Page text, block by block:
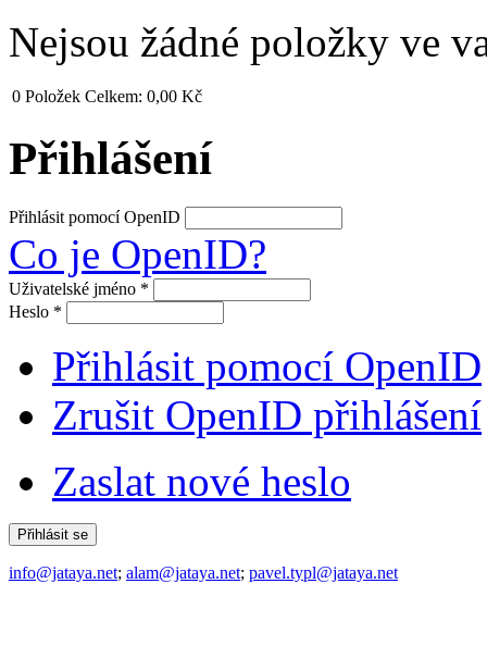
Nejsou žádné položky ve
0 Položek Celkem: 0,00 Kč
Přihlášení
Přihlásit pomocí OpenID
Co je OpenID?
Uživatelské jméno *
Heslo *
Přihlásit pomocí OpenID
Zrušit OpenID přihlášení
Zaslat nové heslo
info@jataya.net; alam@jataya.net; pavel.typl@jataya.net